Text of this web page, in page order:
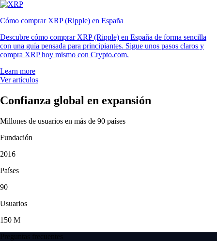
Cómo comprar XRP (Ripple) en España
Descubre cómo comprar XRP (Ripple) en España de forma sencilla
con una guía pensada para principiantes. Sigue unos pasos claros y
compra XRP hoy mismo con Crypto.com.
Learn more
Ver artículos
Confianza global en expansión
Millones de usuarios en más de 90 países
Fundación
2016
Países
90
Usuarios
150 M
Preguntas frecuentes